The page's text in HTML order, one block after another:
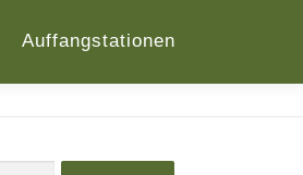
Auffangstationen